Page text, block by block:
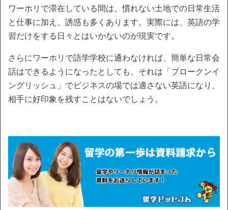
ワーホリで滞在している間は、慣れない土地での日常生活
と仕事に加え、誘惑も多くあります。実際には、英語の学
習だけをする日々とはいかないのが現実です。
さらにワーホリで語学学校に通わなければ、簡単な日常会
話はできるようになったとしても、それは「ブロークンイ
ングリッシュ」でビジネスの場では適さない英語になり、
相手に好印象を残すことはないでしょう。